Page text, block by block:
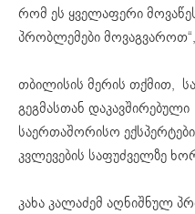
რომ ეს ყველაფერი
პრობლემები მოვაგვაროთ“,
თბილისის მერის თქმით,
გეგმასთან
საერთაშორისო
კვლევების საფუძველზე
კახა კალაძემ აღნიშნულ